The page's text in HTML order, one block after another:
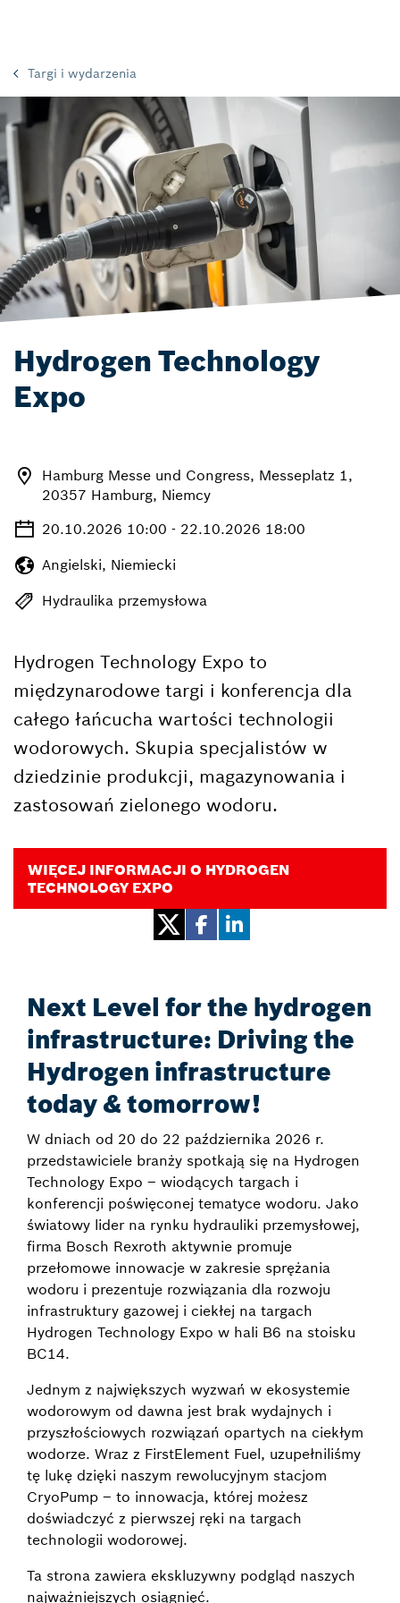
Targi i wydarzenia
Hydrogen Technology
Expo
Hamburg Messe und Congress, Messeplatz 1,
20357 Hamburg, Niemcy
20.10.2026 10:00 - 22.10.2026 18:00
Angielski, Niemiecki
Hydraulika przemysłowa
Hydrogen Technology Expo to
międzynarodowe targi i konferencja dla
całego łańcucha wartości technologii
wodorowych. Skupia specjalistów w
dziedzinie produkcji, magazynowania i
zastosowań zielonego wodoru.
WIĘCEJ INFORMACJI O HYDROGEN
TECHNOLOGY EXPO
Next Level for the hydrogen
infrastructure: Driving the
Hydrogen infrastructure
today & tomorrow!
W dniach od 20 do 22 października 2026 r.
przedstawiciele branży spotkają się na Hydrogen
Technology Expo – wiodących targach i
konferencji poświęconej tematyce wodoru. Jako
światowy lider na rynku hydrauliki przemysłowej,
firma Bosch Rexroth aktywnie promuje
przełomowe innowacje w zakresie sprężania
wodoru i prezentuje rozwiązania dla rozwoju
infrastruktury gazowej i ciekłej na targach
Hydrogen Technology Expo w hali B6 na stoisku
BC14.
Jednym z największych wyzwań w ekosystemie
wodorowym od dawna jest brak wydajnych i
przyszłościowych rozwiązań opartych na ciekłym
wodorze. Wraz z FirstElement Fuel, uzupełniliśmy
tę lukę dzięki naszym rewolucyjnym stacjom
CryoPump – to innowacja, której możesz
doświadczyć z pierwszej ręki na targach
technologii wodorowej.
Ta strona zawiera ekskluzywny podgląd naszych
najważniejszych osiągnięć.